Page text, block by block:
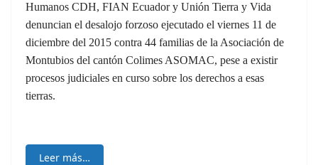
Humanos CDH, FIAN Ecuador y Unión Tierra y Vida
denuncian el desalojo forzoso ejecutado el viernes 11 de
diciembre del 2015 contra 44 familias de la Asociación de
Montubios del cantón Colimes ASOMAC, pese a existir
procesos judiciales en curso sobre los derechos a esas
tierras.
Leer más…